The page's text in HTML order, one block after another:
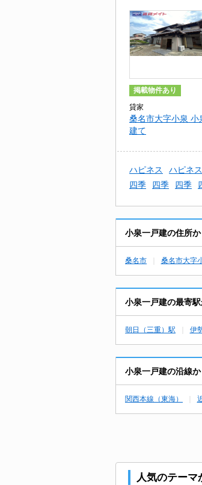
掲載物件あり
貸家
桑名市大字小泉 小
建て
ハピネス ハピネス
四季
四季 四季
小泉一戸建の住所
桑名市 桑名市大字
小泉一戸建の最寄
朝日（三重）駅 伊
小泉一戸建の沿線
関西本線（東海）
人気のテー